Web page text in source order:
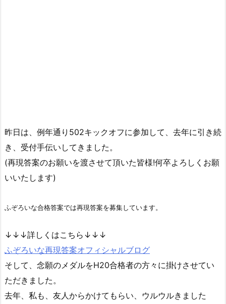
昨日は、例年通り502キックオフに参加して、去年に引き続
き、受付手伝いしてきました。
(再現答案のお願いを渡させて頂いた皆様!何卒よろしくお願
いいたします)
ふぞろいな合格答案では再現答案を募集しています。
↓↓↓詳しくはこちら↓↓↓
ふぞろいな再現答案オフィシャルブログ
そして、念願のメダルをH20合格者の方々に掛けさせてい
ただきました。
去年、私も、友人からかけてもらい、ウルウルきました